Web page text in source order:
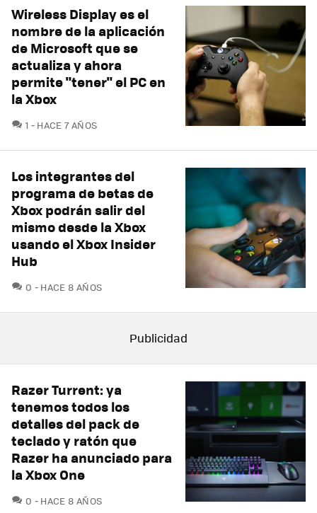
Wireless Display es el
nombre de la aplicación
de Microsoft que se
actualiza y ahora
permite "tener" el PC en
la Xbox
1 COMENTARIOS
HACE 7 AÑOS
Los integrantes del
programa de betas de
Xbox podrán salir del
mismo desde la Xbox
usando el Xbox Insider
Hub
0 COMENTARIOS
HACE 8 AÑOS
Razer Turrent: ya
tenemos todos los
detalles del pack de
teclado y ratón que
Razer ha anunciado para
la Xbox One
0 COMENTARIOS
HACE 8 AÑOS